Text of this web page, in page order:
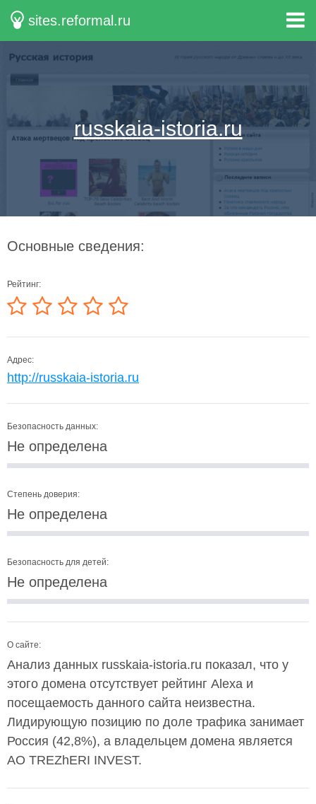
sites.reformal.ru
russkaia-istoria.ru
Основные сведения:
Рейтинг:
Адрес:
http://russkaia-istoria.ru
Безопасность данных:
Не определена
Степень доверия:
Не определена
Безопасность для детей:
Не определена
О сайте:
Анализ данных russkaia-istoria.ru показал, что у
этого домена отсутствует рейтинг Alexa и
посещаемость данного сайта неизвестна.
Лидирующую позицию по доле трафика занимает
Россия (42,8%), а владельцем домена является
AO TREZhERI INVEST.